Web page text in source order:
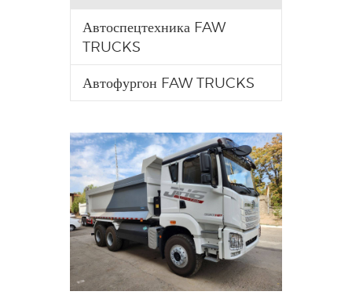
Автоспецтехника FAW
TRUCKS
Автофургон FAW TRUCKS